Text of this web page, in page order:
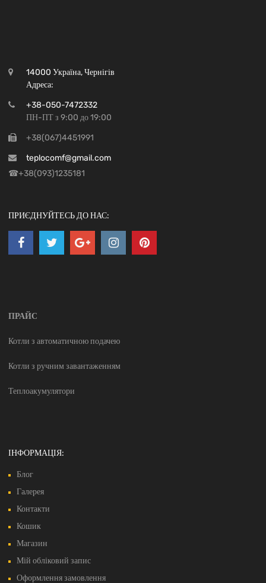
14000 Україна, Чернігів
Адреса:
+38-050-7472332
ПН-ПТ з 9:00 до 19:00
+38(067)4451991
teplocomf@gmail.com
☎+38(093)1235181
ПРИЄДНУЙТЕСЬ ДО НАС:
ПРАЙС
Котли з автоматичною подачею
Котли з ручним завантаженням
Теплоакумулятори
ІНФОРМАЦІЯ:
Блог
Галерея
Контакти
Кошик
Магазин
Мій обліковий запис
Оформлення замовлення